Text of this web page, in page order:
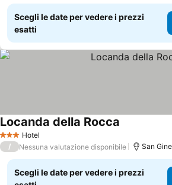
Scegli le date per vedere i prezzi
esatti
3 StelleHotel
Locanda della Rocca
/ Nessuna valutazione disponibile San
Scegli le date per vedere i prezzi